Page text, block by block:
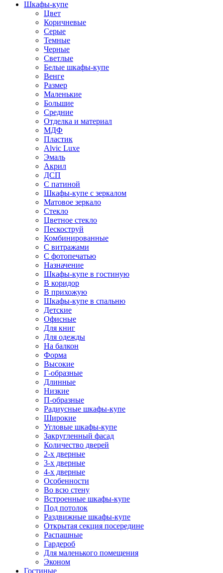
Шкафы-купе
Цвет
Коричневые
Серые
Темные
Черные
Светлые
Белые шкафы-купе
Венге
Размер
Маленькие
Большие
Средние
Отделка и материал
МДФ
Пластик
Alvic Luxe
Эмаль
Акрил
ДСП
С патиной
Шкафы-купе с зеркалом
Матовое зеркало
Стекло
Цветное стекло
Пескоструй
Комбинированные
С витражами
С фотопечатью
Назначение
Шкафы-купе в гостиную
В коридор
В прихожую
Шкафы-купе в спальню
Детские
Офисные
Для книг
Для одежды
На балкон
Форма
Высокие
Г-образные
Длинные
Низкие
П-образные
Радиусные шкафы-купе
Широкие
Угловые шкафы-купе
Закругленный фасад
Количество дверей
2-х дверные
3-х дверные
4-х дверные
Особенности
Во всю стену
Встроенные шкафы-купе
Под потолок
Раздвижные шкафы-купе
Открытая секция посередине
Распашные
Гардероб
Для маленького помещения
Эконом
Гостиные